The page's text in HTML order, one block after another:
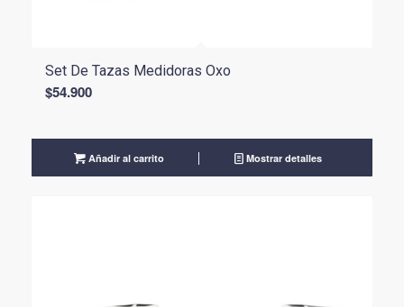
Set De Tazas Medidoras Oxo
$54.900
Añadir al carrito Mostrar detalles